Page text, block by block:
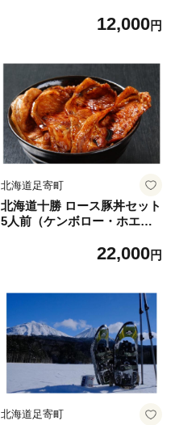
烹 熊の子】 豚丼 北海道 割烹
00円 [BEAW001]
12,000円
北海道足寄町
北海道十勝 ロース豚丼セット
5人前（ケンボロー・ホエー
烹 熊の子】 豚丼 北海道 割烹
00円 [BEAW004]
22,000円
北海道足寄町